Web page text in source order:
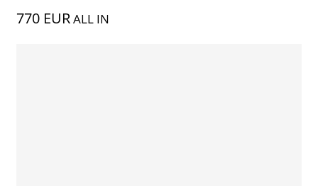
770 EURALL IN